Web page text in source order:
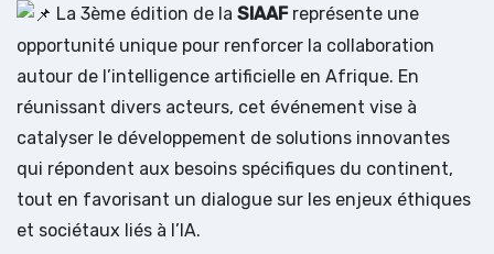
La 3ème édition de la SIAAF représente une
opportunité unique pour renforcer la collaboration
autour de l’intelligence artificielle en Afrique. En
réunissant divers acteurs, cet événement vise à
catalyser le développement de solutions innovantes
qui répondent aux besoins spécifiques du continent,
tout en favorisant un dialogue sur les enjeux éthiques
et sociétaux liés à l’IA.